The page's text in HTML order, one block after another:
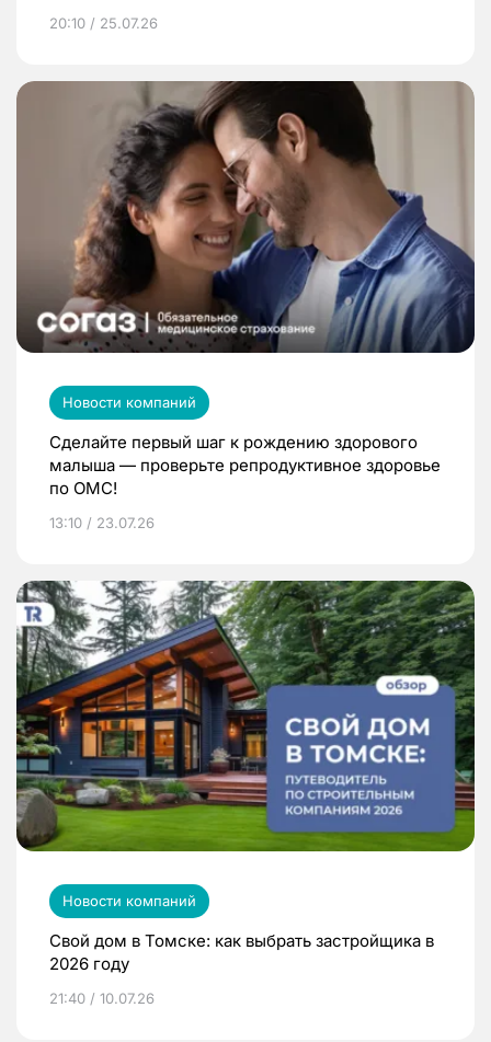
20:10 / 25.07.26
Новости компаний
Сделайте первый шаг к рождению здорового
малыша — проверьте репродуктивное здоровье
по ОМС!
13:10 / 23.07.26
Новости компаний
Свой дом в Томске: как выбрать застройщика в
2026 году
21:40 / 10.07.26